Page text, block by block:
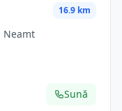
16.9 km
Neamt
Sună